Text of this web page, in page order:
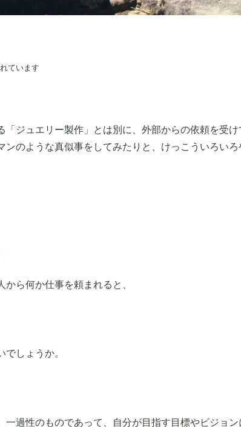
ています
「ジュエリー製作」とは別に、外部からの依頼を受
ンのような真似事をしてみたりと、けっこういろいろ
ら何か仕事を頼まれると、
でしょうか。
一過性のものであって、自分が目指す目標やビジョン